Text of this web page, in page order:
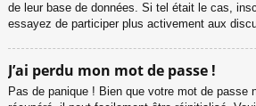
de leur base de données. Si tel était le cas,
essayez de participer plus activement aux
J’ai perdu mon mot de passe !
Pas de panique ! Bien que votre mot de passe